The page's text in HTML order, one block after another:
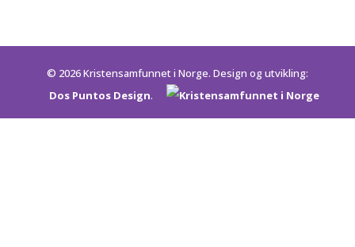
© 2026 Kristensamfunnet i Norge. Design og utvikling:
Dos Puntos Design.